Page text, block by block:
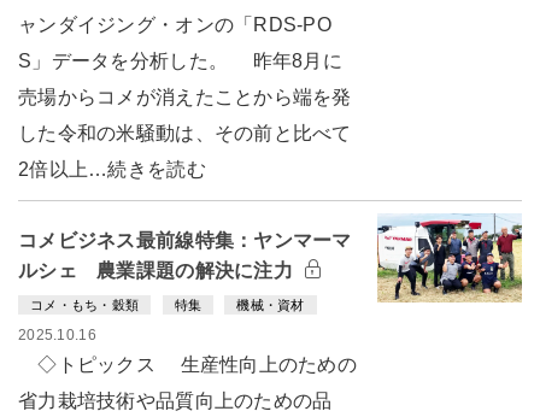
ャンダイジング・オンの「RDS-PO
S」データを分析した。 昨年8月に
売場からコメが消えたことから端を発
した令和の米騒動は、その前と比べて
2倍以上…続きを読む
コメビジネス最前線特集：ヤンマーマ
ルシェ 農業課題の解決に注力
コメ・もち・穀類 特集 機械・資材
2025.10.16
◇トピックス 生産性向上のための
省力栽培技術や品質向上のための品